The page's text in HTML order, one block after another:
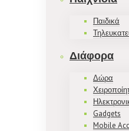
Παιδικά
Διάφορα
Δώρα
Gadgets
Mobile